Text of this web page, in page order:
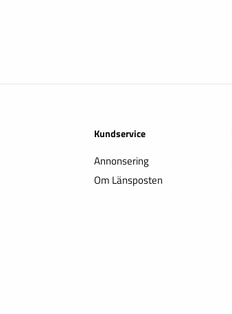
Kundservice
Annonsering
Om Länsposten